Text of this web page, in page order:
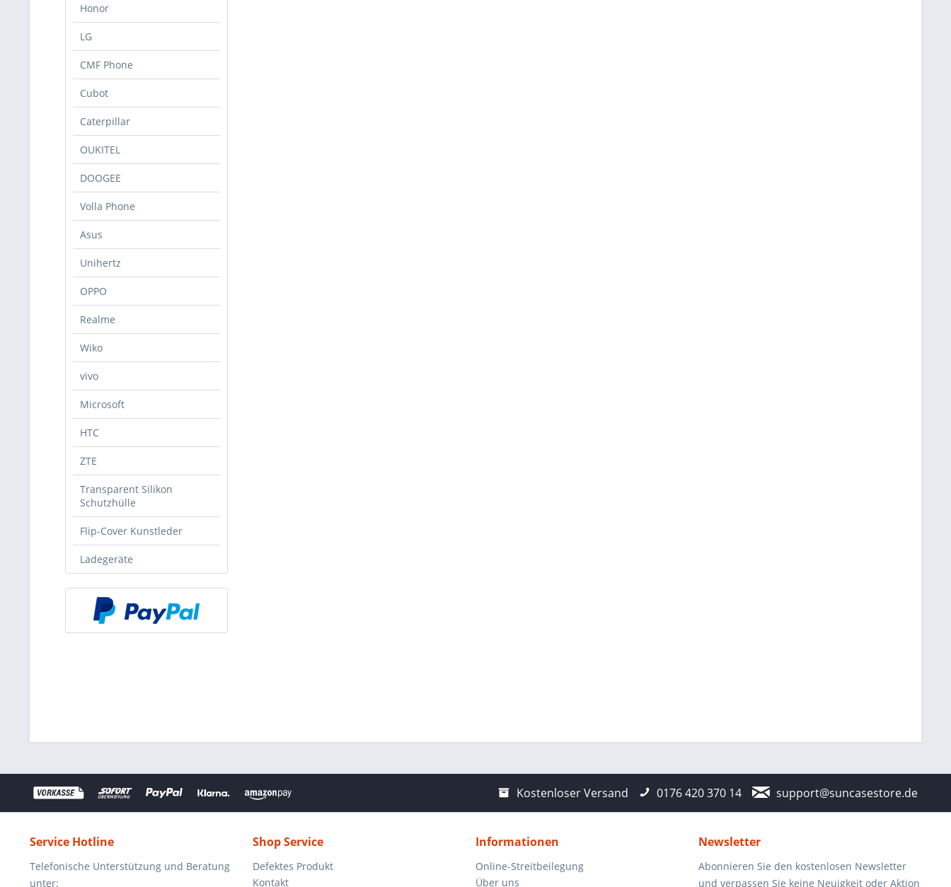
Honor
LG
CMF Phone
Cubot
Caterpillar
OUKITEL
DOOGEE
Volla Phone
Asus
Unihertz
OPPO
Realme
Wiko
vivo
Microsoft
HTC
ZTE
Transparent Silikon
Schutzhülle
Flip-Cover Kunstleder
Ladegeräte
Kostenloser Versand 0176 420 370 14 support@suncasestore.de
Service Hotline
Telefonische Unterstützung und Beratung
unter:
Shop Service
Defektes Produkt
Kontakt
Informationen
Online-Streitbeilegung
Über uns
Newsletter
Abonnieren Sie den kostenlosen Newsletter
und verpassen Sie keine Neuigkeit oder Aktion